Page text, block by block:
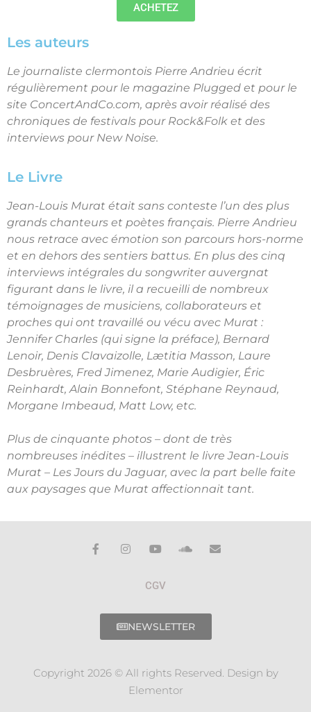
ACHETEZ
Les auteurs
Le journaliste clermontois Pierre Andrieu écrit
régulièrement pour le magazine Plugged et pour le
site ConcertAndCo.com, après avoir réalisé des
chroniques de festivals pour Rock&Folk et des
interviews pour New Noise.
Le Livre
Jean-Louis Murat était sans conteste l’un des plus
grands chanteurs et poètes français. Pierre Andrieu
nous retrace avec émotion son parcours hors-norme
et en dehors des sentiers battus. En plus des cinq
interviews intégrales du songwriter auvergnat
figurant dans le livre, il a recueilli de nombreux
témoignages de musiciens, collaborateurs et
proches qui ont travaillé ou vécu avec Murat :
Jennifer Charles (qui signe la préface), Bernard
Lenoir, Denis Clavaizolle, Lætitia Masson, Laure
Desbruères, Fred Jimenez, Marie Audigier, Éric
Reinhardt, Alain Bonnefont, Stéphane Reynaud,
Morgane Imbeaud, Matt Low, etc.
Plus de cinquante photos – dont de très
nombreuses inédites – illustrent le livre Jean-Louis
Murat – Les Jours du Jaguar, avec la part belle faite
aux paysages que Murat affectionnait tant.
CGV
NEWSLETTER
Copyright 2026 © All rights Reserved. Design by
Elementor